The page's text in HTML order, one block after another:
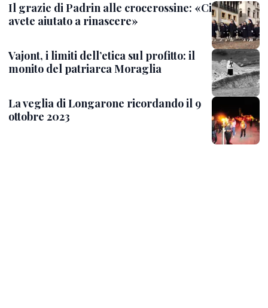
Il grazie di Padrin alle crocerossine: «Ci
avete aiutato a rinascere»
Vajont, i limiti dell’etica sul profitto: il
monito del patriarca Moraglia
La veglia di Longarone ricordando il 9
ottobre 2023